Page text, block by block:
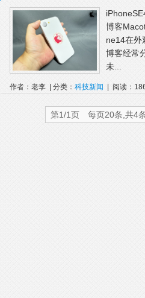
博客
ne14在外
博客经常
未...
作者：老李 | 分类： 科技新闻 | 阅读：
第1/1页 每页20条,共4